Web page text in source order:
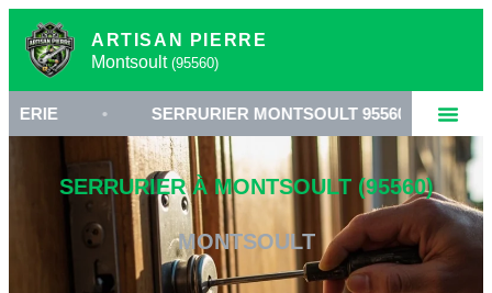
ARTISAN PIERRE
Montsoult (95560)
• SERRURIER MONTSOULT 95560 •
SERRURIER À MONTSOULT (95560)
MONTSOULT